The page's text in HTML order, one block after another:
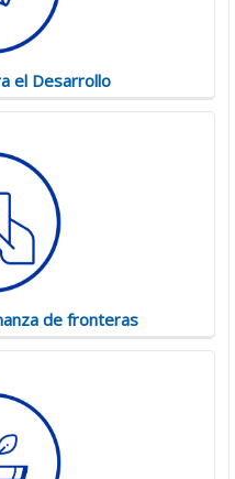
el Desarrollo
de fronteras